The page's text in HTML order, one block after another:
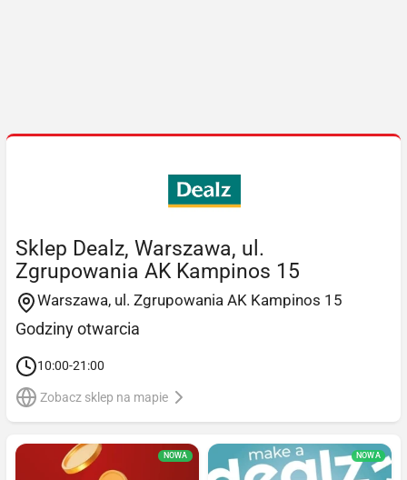
Sklep Dealz, Warszawa, ul.
Zgrupowania AK Kampinos 15
Warszawa, ul. Zgrupowania AK Kampinos 15
Godziny otwarcia
10:00-21:00
Zobacz sklep na mapie
NOWA NOWA